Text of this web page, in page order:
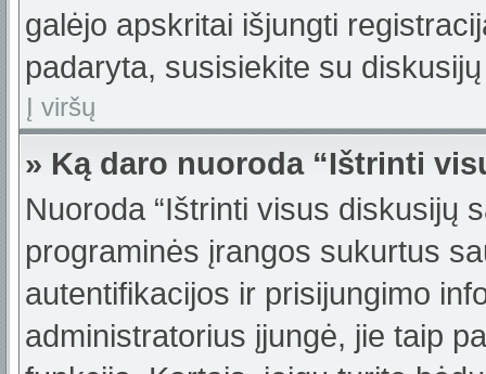
galėjo apskritai išjungti
padaryta, susisiekite su
Į viršų
» Ką daro nuoroda “Ištrinti
Nuoroda “Ištrinti visus diskusijų
programinės įrangos sukurtus
autentifikacijos ir prisijungimo
administratorius įjungė, jie taip